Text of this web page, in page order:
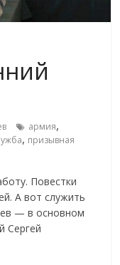
армия,
, призывная
Повестки
А вот служить
— в основном
Сергей